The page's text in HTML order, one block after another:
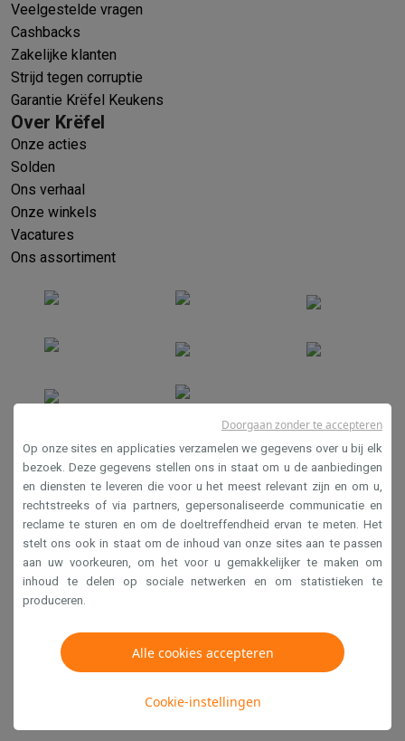
Veelgestelde vragen
Cashbacks
Zakelijke klanten
Strijd tegen corruptie
Garantie Krëfel Keukens
Over Krëfel
Onze acties
Solden
Ons verhaal
Onze winkels
Vacatures
Ons assortiment
Verkoopsvoorwaarden
Privacy
Disclaimer
Cookies
Krëfel NV - Steenstraat 44 - Industriezone 4 "T Sas",
Copyright 2026
Op onze sites en applicaties verzamelen we gegevens over u bij elk
bezoek. Deze gegevens stellen ons in staat om u de aanbiedingen
en diensten te leveren die voor u het meest relevant zijn en om u,
rechtstreeks of via partners, gepersonaliseerde communicatie en
reclame te sturen en om de doeltreffendheid ervan te meten. Het
stelt ons ook in staat om de inhoud van onze sites aan te passen
aan uw voorkeuren, om het voor u gemakkelijker te maken om
inhoud te delen op sociale netwerken en om statistieken te
produceren.
Alle cookies accepteren
Cookie-instellingen
Doorgaan zonder te accepteren